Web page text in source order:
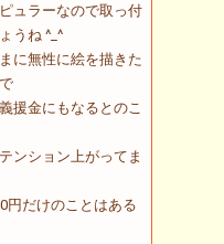
ュラーなので取っ付
うね ^_^
に無性に絵を描きた
援金にもなるとのこ
ンション上がってま
円だけのことはある